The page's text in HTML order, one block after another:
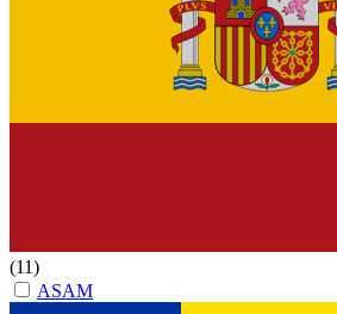
(11)
ASAM